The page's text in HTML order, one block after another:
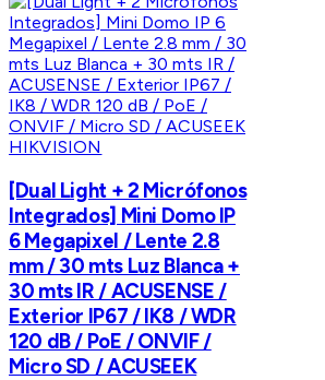
HIKVISION
[Dual Light + 2 Micrófonos
Integrados] Mini Domo IP
6 Megapixel / Lente 2.8
mm / 30 mts Luz Blanca +
30 mts IR / ACUSENSE /
Exterior IP67 / IK8 / WDR
120 dB / PoE / ONVIF /
Micro SD / ACUSEEK